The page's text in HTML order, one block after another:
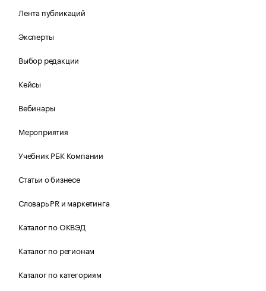
Лента публикаций
Эксперты
Выбор редакции
Кейсы
Вебинары
Мероприятия
Учебник РБК Компании
Статьи о бизнесе
Словарь PR и маркетинга
Каталог по ОКВЭД
Каталог по регионам
Каталог по категориям